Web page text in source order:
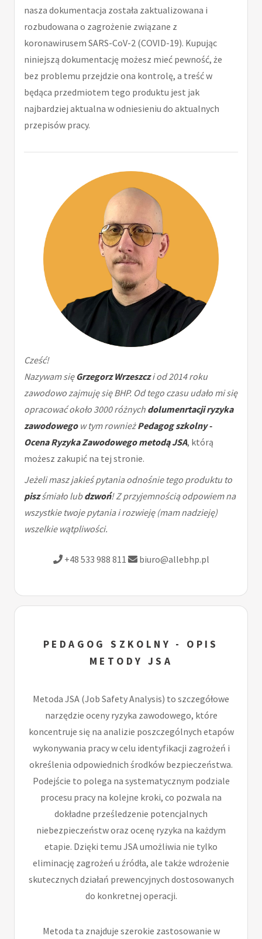
nasza dokumentacja została zaktualizowana i
rozbudowana o zagrożenie związane z
koronawirusem SARS-CoV-2 (COVID-19). Kupując
niniejszą dokumentację możesz mieć pewność, że
bez problemu przejdzie ona kontrolę, a treść w
będąca przedmiotem tego produktu jest jak
najbardziej aktualna w odniesieniu do aktualnych
przepisów pracy.
Cześć!
Nazywam sięGrzegorz Wrzeszczi od 2014 roku
zawodowo zajmuję się BHP. Od tego czasu udało mi się
opracować około 3000 różnych dolumenrtacji ryzyka
zawodowegow tym rownieżPedagog szkolny -
Ocena Ryzyka Zawodowego metodą JSA, którą
możesz zakupić na tej stronie.
Jeżeli masz jakieś pytania odnośnie tego produktu to
piszśmiało lubdzwoń! Z przyjemnością odpowiem na
wszystkie twoje pytania i rozwieję (mam nadzieję)
wszelkie wątpliwości.
+48 533 988 811 biuro@allebhp.pl
PEDAGOG SZKOLNY - OPIS
METODY JSA
Metoda JSA (Job Safety Analysis) to szczegółowe
narzędzie oceny ryzyka zawodowego, które
koncentruje się na analizie poszczególnych etapów
wykonywania pracy w celu identyfikacji zagrożeń i
określenia odpowiednich środków bezpieczeństwa.
Podejście to polega na systematycznym podziale
procesu pracy na kolejne kroki, co pozwala na
dokładne prześledzenie potencjalnych
niebezpieczeństw oraz ocenę ryzyka na każdym
etapie. Dzięki temu JSA umożliwia nie tylko
eliminację zagrożeń u źródła, ale także wdrożenie
skutecznych działań prewencyjnych dostosowanych
do konkretnej operacji.
Metoda ta znajduje szerokie zastosowanie w